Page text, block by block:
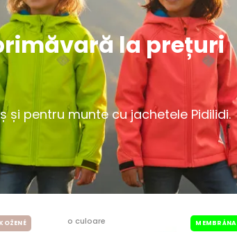
la prețuri
și pentru munte cu jachetele Pidilidi.
KOŽENÉ o culoare MEMBRÁNA